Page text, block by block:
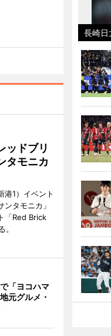
ッドブリ
タモニカ
港1）イベント
タモニカ」
「Red Brick
「ヨコハマ
元グルメ・
長崎